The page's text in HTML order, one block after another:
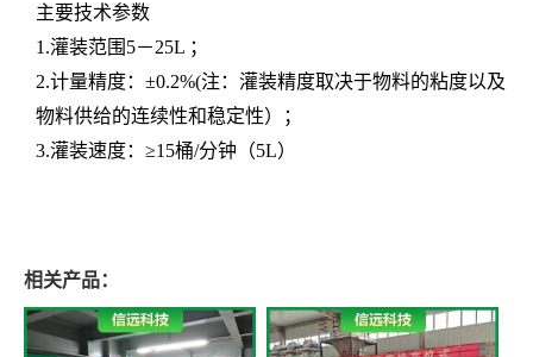
主要技术参数
1.灌装范围5－25L ；
2.计量精度：±0.2%(注：灌装精度取决于物料的粘度以及
物料供给的连续性和稳定性）；
3.灌装速度：≥15桶/分钟（5L）
相关产品：